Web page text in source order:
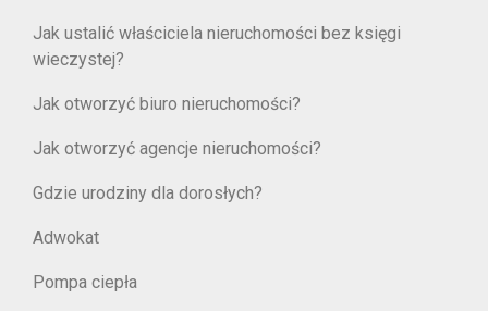
Jak ustalić właściciela nieruchomości bez księgi
wieczystej?
Jak otworzyć biuro nieruchomości?
Jak otworzyć agencje nieruchomości?
Gdzie urodziny dla dorosłych?
Adwokat
Pompa ciepła